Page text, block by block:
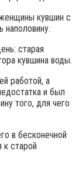
кувшин с
старая
кувшина воды.
работой, а
и был
того, для чего
в бесконечной
к старой